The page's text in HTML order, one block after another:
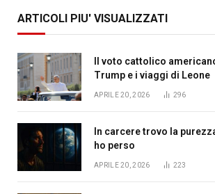
ARTICOLI PIU' VISUALIZZATI
Il voto cattolico
Trump e i viaggi di Leone
APRILE 20, 2026 296
In carcere trovo la
ho perso
APRILE 20, 2026 223